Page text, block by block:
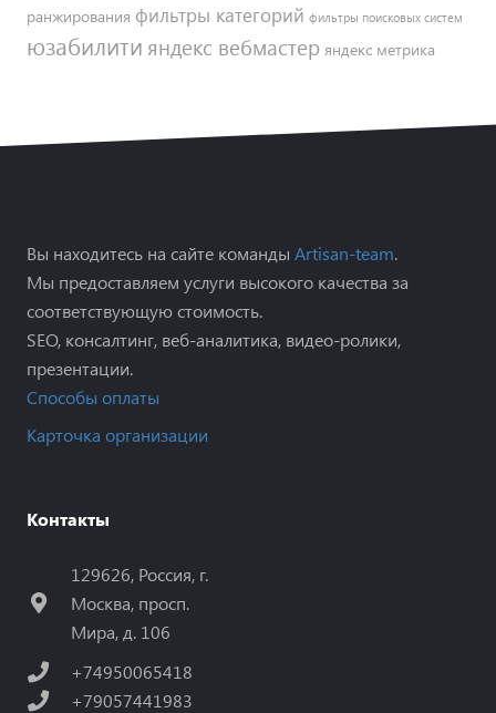
ранжирования фильтры категорий фильтры поисковых систем
юзабилити яндекс вебмастер яндекс метрика
Вы находитесь на сайте команды Artisan-team.
Мы предоставляем услуги высокого качества за
соответствующую стоимость.
SEO, консалтинг, веб-аналитика, видео-ролики,
презентации.
Способы оплаты
Карточка организации
Контакты
129626, Россия, г.
Москва, просп.
Мира, д. 106
+74950065418
+79057441983